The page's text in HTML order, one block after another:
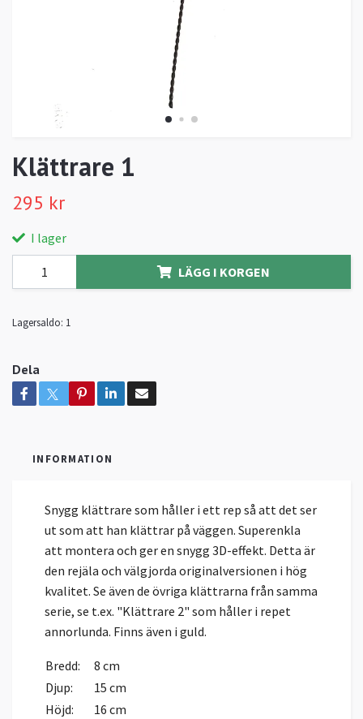
Klättrare 1
295 kr
I lager
LÄGG I KORGEN
Lagersaldo: 1
Dela
INFORMATION
Snygg klättrare som håller i ett rep så att det ser
ut som att han klättrar på väggen. Superenkla
att montera och ger en snygg 3D-effekt. Detta är
den rejäla och välgjorda originalversionen i hög
kvalitet. Se även de övriga klättrarna från samma
serie, se t.ex. "Klättrare 2" som håller i repet
annorlunda. Finns även i guld.
Bredd:
8 cm
Djup:
15 cm
Höjd:
16 cm